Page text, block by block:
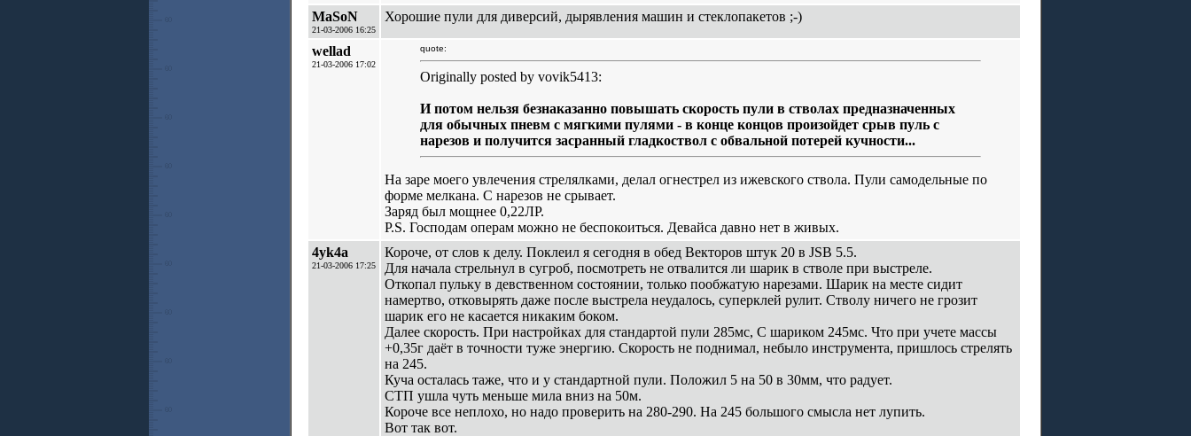
MaSoN
21-03-2006 16:25
Хорошие пули для диверсий, дырявления машин и стеклопакетов ;-)
wellad
21-03-2006 17:02
quote:
Originally posted by vovik5413:
И потом нельзя безнаказанно повышать скорость пули в стволах предназначенных
для обычных пневм с мягкими пулями - в конце концов произойдет срыв пуль с
нарезов и получится засранный гладкоствол с обвальной потерей кучности...
На заре моего увлечения стрелялками, делал огнестрел из ижевского ствола. Пули самодельные по
форме мелкана. С нарезов не срывает.
Заряд был мощнее 0,22ЛР.
P.S. Господам операм можно не беспокоиться. Девайса давно нет в живых.
4yk4a
21-03-2006 17:25
Короче, от слов к делу. Поклеил я сегодня в обед Векторов штук 20 в JSB 5.5.
Для начала стрельнул в сугроб, посмотреть не отвалится ли шарик в стволе при выстреле.
Откопал пульку в девственном состоянии, только пообжатую нарезами. Шарик на месте сидит
намертво, отковырять даже после выстрела неудалось, суперклей рулит. Стволу ничего не грозит
шарик его не касается никаким боком.
Далее скорость. При настройках для стандартой пули 285мс, С шариком 245мс. Что при учете массы
+0,35г даёт в точности туже энергию. Скорость не поднимал, небыло инструмента, пришлось стрелять
на 245.
Куча осталась таже, что и у стандартной пули. Положил 5 на 50 в 30мм, что радует.
СТП ушла чуть меньше мила вниз на 50м.
Короче все неплохо, но надо проверить на 280-290. На 245 большого смысла нет лупить.
Вот так вот.